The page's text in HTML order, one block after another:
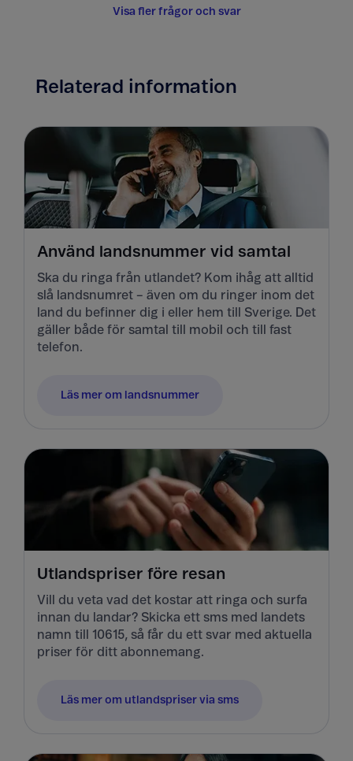
Visa fler frågor och svar
Relaterad information
Använd landsnummer vid samtal
Ska du ringa från utlandet? Kom ihåg att alltid
slå landsnumret – även om du ringer inom det
land du befinner dig i eller hem till Sverige. Det
gäller både för samtal till mobil och till fast
telefon.
Läs mer om landsnummer
Utlandspriser före resan
Vill du veta vad det kostar att ringa och surfa
innan du landar? Skicka ett sms med landets
namn till 10615, så får du ett svar med aktuella
priser för ditt abonnemang.
Läs mer om utlandspriser via sms